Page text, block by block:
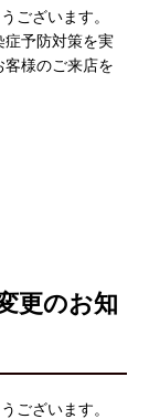
ございます。
予防対策を実
様のご来店を
更のお知
ございます。